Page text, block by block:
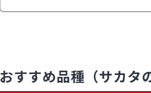
おすすめ品種（サカタ